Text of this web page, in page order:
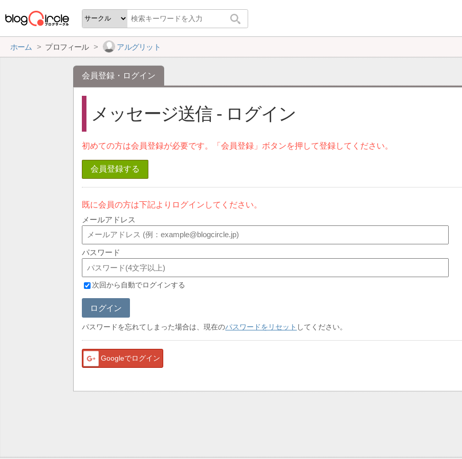
ホーム プロフィール アルグリット
会員登録・ログイン
メッセージ送信 - ログイン
初めての方は会員登録が必要です。「会員登録」ボタンを押して登録してください。
会員登録する
既に会員の方は下記よりログインしてください。
メールアドレス
パスワード
次回から自動でログインする
ログイン
パスワードを忘れてしまった場合は、現在のパスワードをリセット してください。
Googleでログイン